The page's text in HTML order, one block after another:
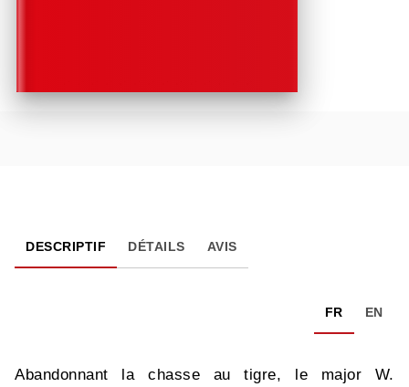
DESCRIPTIF DÉTAILS AVIS
FR EN
Abandonnant la chasse au tigre, le major W.